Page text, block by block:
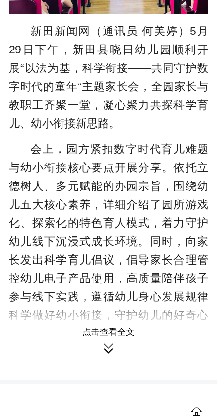
新田新闻网（通讯员 何美婷）5月
29日下午，新田县晓日幼儿园顺利开
展“以法为基，科学衔接——共同守护数
字时代的童年”主题家长会，全园家长与
教职工齐聚一堂，凝心聚力共探科学育
儿、幼小衔接新思路。
会上，园方紧扣数字时代育儿难题
与幼小衔接核心要点开展分享。依托立
德树人、多元赋能的办园宗旨，围绕幼
儿五大核心素养，详细介绍了园所游戏
化、探索化的特色育人模式，着力守护
幼儿线下沉浸式成长环境。同时，向家
长发出科学育儿倡议，倡导家长合理管
控幼儿电子产品使用，高质量陪伴孩子
参与线下实践，遵循幼儿身心发展规律
科学做好幼小衔接，守护幼儿的好奇心
点击查看全文
